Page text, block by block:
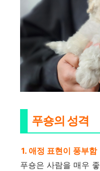
푸숑의 성격
1. 애정 표현이 풍부함
푸숑은 사람을 매우